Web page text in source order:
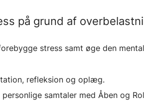
på grund af
stress samt øge den
refleksion og oplæg.
samtaler med Åben og